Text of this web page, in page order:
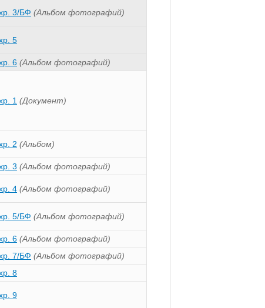
3/БФ (Альбом фотографий)
5
6 (Альбом фотографий)
1 (Документ)
2 (Альбом)
3 (Альбом фотографий)
4 (Альбом фотографий)
5/БФ (Альбом фотографий)
6 (Альбом фотографий)
7/БФ (Альбом фотографий)
8
9